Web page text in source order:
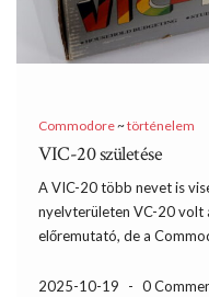
Commodore~történelem
VIC-20 születése
A VIC-20 több nevet is
nyelvterületen VC-20 volt
előremutató, de a
kusza ahhoz, hogy ne
2025-10-19 - 0